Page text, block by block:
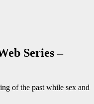
Series –
of the past while sex and